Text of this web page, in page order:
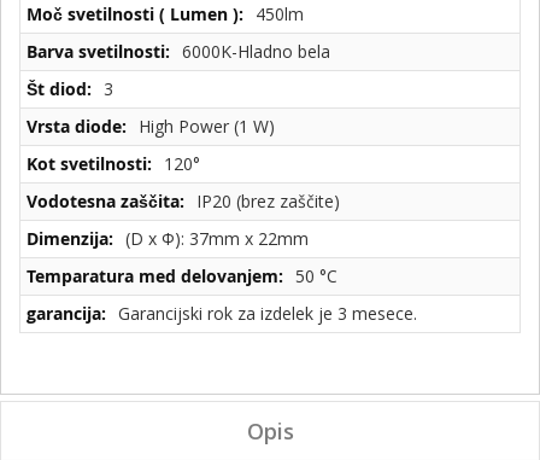
450lm
6000K-Hladno bela
3
High Power (1 W)
120°
IP20 (brez zaščite)
(D x Φ): 37mm x 22mm
50 °C
Garancijski rok za izdelek je 3 mesece.
Opis